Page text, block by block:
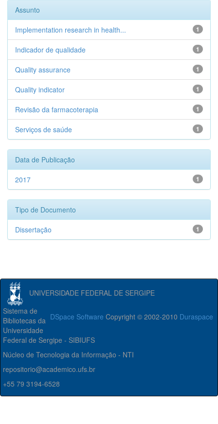
Assunto
1
Implementation research in health...
1
Indicador de qualidade
1
Quality assurance
1
Quality indicator
1
Revisão da farmacoterapia
1
Serviços de saúde
Data de Publicação
1
2017
Tipo de Documento
1
Dissertação
UNIVERSIDADE FEDERAL DE SERGIPE
DSpace Software Copyright © 2002-2010 Duraspace
Sistema de
Bibliotecas da
Universidade
Federal de Sergipe - SIBIUFS
Núcleo de Tecnologia da Informação - NTI
repositorio@academico.ufs.br
+55 79 3194-6528